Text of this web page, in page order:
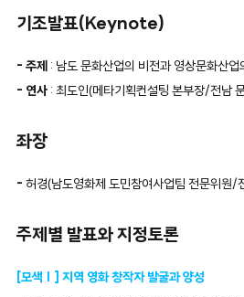
기조발표(Keynote)
주제 : 남도 문화산업의 비전과 영상문화산업
연사: 최도인(메타기획컨설팅 본부장/전남
좌장
허경(남도영화제 도민참여사업팀 전문위원/
주제별 발표와 지정토론
[모색Ⅰ] 지역 영화 창작자 발굴과 양성